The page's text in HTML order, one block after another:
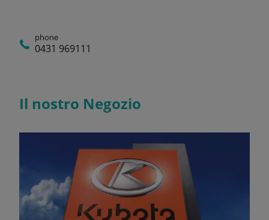
phone
0431 969111
Il nostro Negozio